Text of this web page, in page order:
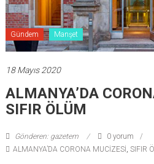
Gündem Manşet
18 Mayıs 2020
ALMANYA’DA
SIFIR ÖLÜM
Gönderen: gazetem
0 yorum
ALMANYA’DA CORONA MUCİZESİ, SIFIR